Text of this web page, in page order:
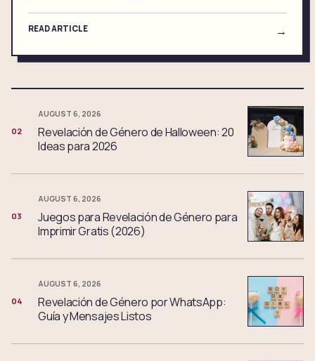
READ ARTICLE →
02
AUGUST 6, 2026
Revelación de Género de Halloween: 20
Ideas para 2026
03
AUGUST 6, 2026
Juegos para Revelación de Género para
Imprimir Gratis (2026)
04
AUGUST 6, 2026
Revelación de Género por WhatsApp:
Guía y Mensajes Listos